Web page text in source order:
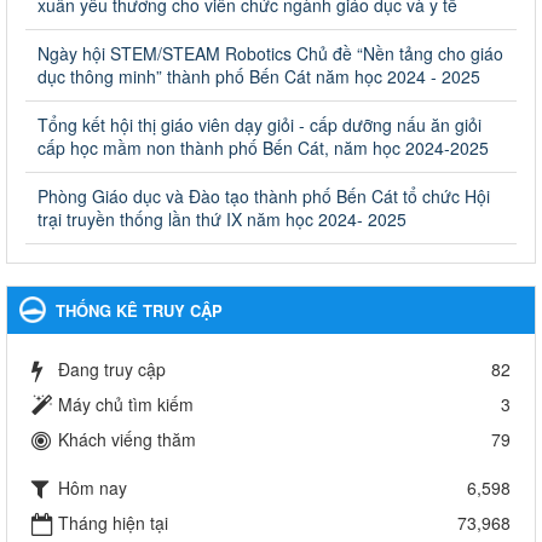
giáo dục khác thuộc thẩm quyền giải quyết của Sở Giáo dục
và Đào tạo, Ủy ban nhân dân cấp huyện
Quyết định công bố thủ tục hành chính bị bãi bỏ trong lĩnh vực
giáo dục đào tạo thuộc hệ giáo dục quốc dân và cơ sở giáo dục
khác thuộc thẩm quyền giải quyết của Sở Giáo dục và Đào tạo,
Ủy ban nhân dân cấp huyện
Ngày ban hành: 30/09/2024
Hướng dẫn thực hiện nhiệm vụ giáo dục tiểu học năm học
2024-2025
Hướng dẫn thực hiện nhiệm vụ giáo dục tiểu học năm học 2024-
2025
Ngày ban hành: 26/09/2024
Tổ chức các hoạt động hè cho học sinh năm 2024
Ngày ban hành: 24/05/2024
Tổ chức phong trào trồng cây xanh trong ngành Giáo dục
Tổ chức phong trào trồng cây xanh trong ngành Giáo dục và Đào
tạo năm 2024
xuân yêu thương cho viên chức ngành giáo dục và y tế
Ngày hội STEM/STEAM Robotics Chủ đề “Nền tảng cho giáo
dục thông minh” thành phố Bến Cát năm học 2024 - 2025
Tổng kết hội thị giáo viên dạy giỏi - cấp dưỡng nấu ăn giỏi
cấp học mầm non thành phố Bến Cát, năm học 2024-2025
Phòng Giáo dục và Đào tạo thành phố Bến Cát tổ chức Hội
trại truyền thống lần thứ IX năm học 2024- 2025
THỐNG KÊ TRUY CẬP
Đang truy cập
82
Máy chủ tìm kiếm
3
Khách viếng thăm
79
Hôm nay
6,598
Tháng hiện tại
73,968